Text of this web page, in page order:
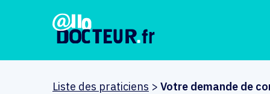
Liste des praticiens > Votre demande de